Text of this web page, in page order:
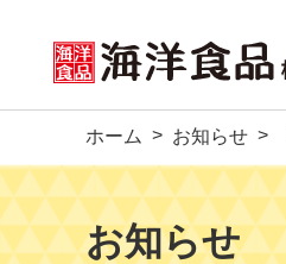
ホーム お知らせ
お知らせ